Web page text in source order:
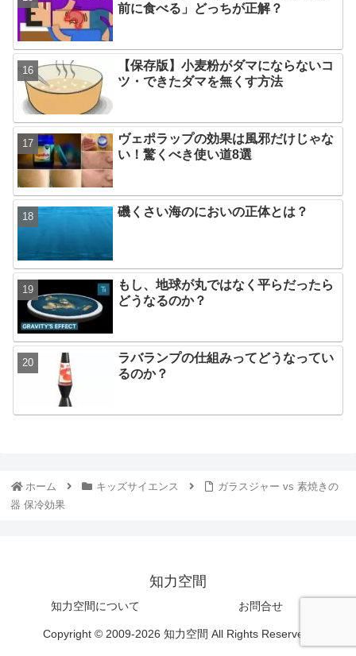
前に食べる」どっちが正解？
【保存版】小麦粉がダマにならないコ
ツ・できたダマを無くす方法
ヴェポラップの効果は風邪だけじゃな
い！驚くべき使い道8選
磯くさい海のにおいの正体とは？
もし、地球が丸ではなく平らだったら
どうなるのか？
ラバランプの仕組みってどうなってい
るのか？
ホーム キッズサイエンス
ガラスジャー vs 素焼きの
器 保冷効果
知力空間
知力空間について お問合せ
Copyright © 2009-2026 知力空間 All Rights Reserved.